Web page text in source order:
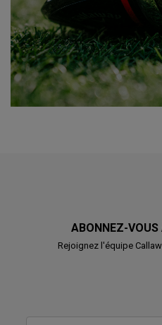
ABONNEZ-VOUS
Rejoignez l'équipe